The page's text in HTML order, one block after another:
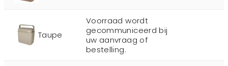
Taupe
Voorraad wordt
gecommuniceerd bij
uw aanvraag of
bestelling.